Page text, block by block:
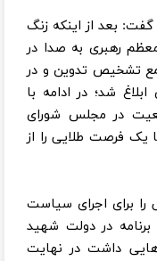
بعد از اینکه زنگ
رهبری به صدا در
تشخیص تدوین و در
ابلاغ شد؛ در ادامه با
جمعیت در مجلس شورای
فرصت طلایی را از
را برای اجرای سیاست
در دولت شهید
داشت در نهایت